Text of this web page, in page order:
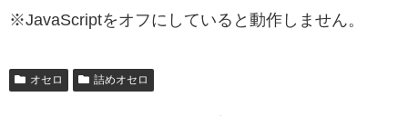
※JavaScriptをオフにしていると動作しません。
オセロ 詰めオセロ